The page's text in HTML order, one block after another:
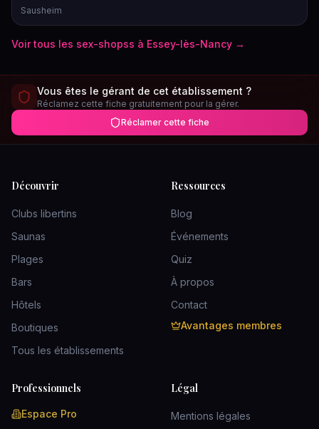
Sausheim
Voir tous les sex-shopss à Essey-lès-Nancy →
Vous êtes le gérant de cet établissement ?
Réclamez cette fiche gratuitement pour la gérer.
Réclamer cette fiche
Découvrir
Clubs libertins
Saunas
Plages
Bars
Hôtels
Boutiques
Tous les établissements
Ressources
Blog
Événements
Quiz
À propos
Contact
Avantages membres
Professionnels
Espace Pro
Légal
Mentions légales